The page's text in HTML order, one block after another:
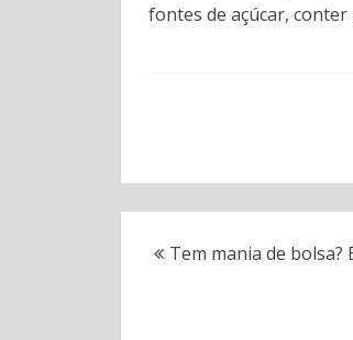
fontes de açúcar,
Tem mania de